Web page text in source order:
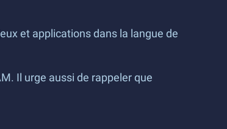
et applications dans la langue de
Il urge aussi de rappeler que